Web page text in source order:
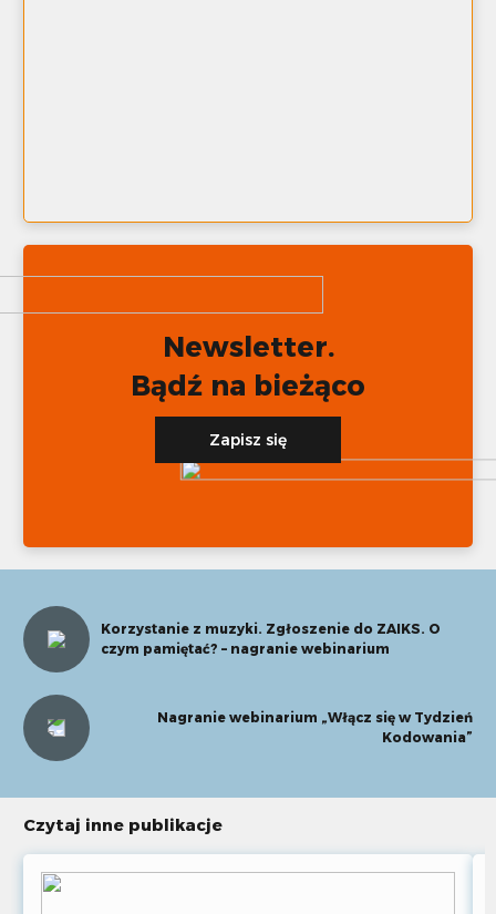
Newsletter.
Bądź na bieżąco
Zapisz się
Korzystanie z muzyki. Zgłoszenie do ZAIKS. O
czym pamiętać? – nagranie webinarium
Nagranie webinarium „Włącz się w Tydzień
Kodowania”
Czytaj inne publikacje